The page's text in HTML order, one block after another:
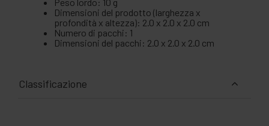
Peso lordo: 10 g
Dimensioni del prodotto (larghezza x
profondità x altezza): 2.0 x 2.0 x 2.0 cm
Numero di pacchi: 1
Dimensioni del pacchi: 2.0 x 2.0 x 2.0 cm
Classificazione